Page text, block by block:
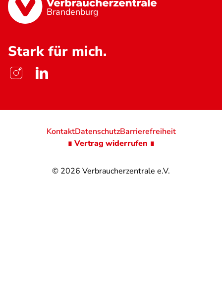
Brandenburg
Stark für mich.
© 2026 Verbraucherzentrale e.V.
KontaktDatenschutzBarrierefreiheit
∎ Vertrag widerrufen ∎